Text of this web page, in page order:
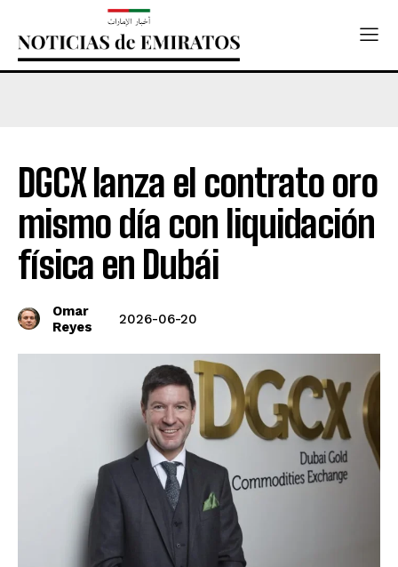
DGCX lanza el contrato oro
mismo día con liquidación
física en Dubái
Omar
Reyes
2026-06-20